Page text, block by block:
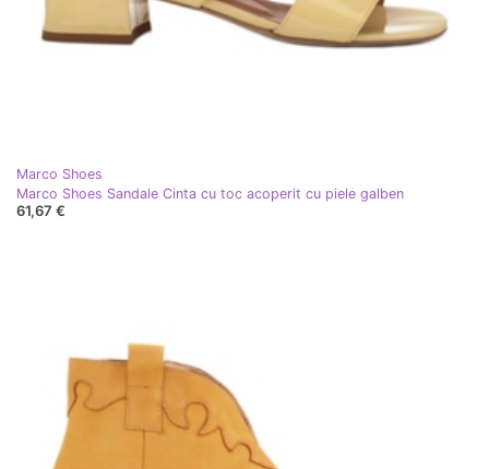
Marco Shoes
Marco Shoes Sandale Cinta cu toc acoperit cu piele galben
61,67 €